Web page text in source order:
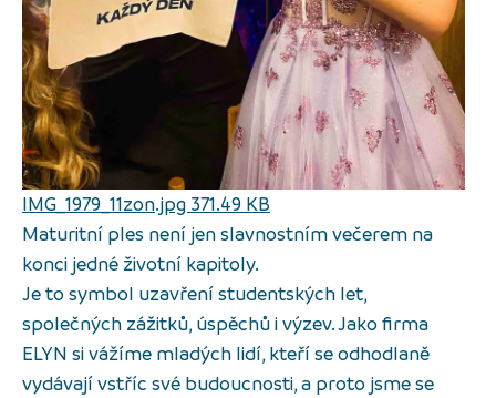
IMG_1979_11zon.jpg 371.49 KB
Maturitní ples není jen slavnostním večerem na
konci jedné životní kapitoly.
Je to symbol uzavření studentských let,
společných zážitků, úspěchů i výzev. Jako firma
ELYN si vážíme mladých lidí, kteří se odhodlaně
vydávají vstříc své budoucnosti, a proto jsme se